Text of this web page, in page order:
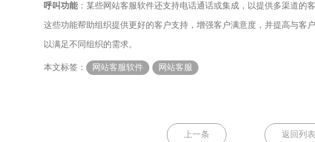
呼叫功能：某些网站客服软件还支持电话通话或集成，以提供多渠道的客
这些功能帮助组织提供更好的客户支持，增强客户满意度，并提高与客
以满足不同组织的需求。
本文标签： 网站客服软件 网站客服
上一条 返回列表